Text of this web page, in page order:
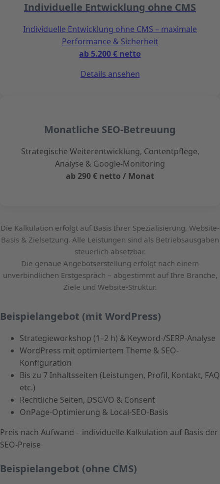
Individuelle Entwicklung ohne CMS
Individuelle Entwicklung ohne CMS – maximale
Performance & Sicherheit
ab 5.200 € netto
Details ansehen
Monatliche SEO-Betreuung
Strategische Weiterentwicklung, Contentpflege,
Analyse & Google-Monitoring
ab 290 € netto / Monat
Die Kalkulation erfolgt auf Basis Ihrer Spezialisierung, Website-
Basis & Zielsetzung. Alle Leistungen sind als Betriebsausgaben
steuerlich absetzbar.
Die genaue Angebotserstellung erfolgt nach einem
unverbindlichen Erstgespräch – abgestimmt auf Ihre Branche,
Ziele und Website-Struktur.
Beispielangebot (mit WordPress)
Strategieworkshop (1–2 h) & Keyword-/SERP-Analyse
WordPress mit optimiertem Theme & SEO-
Konfiguration
Bis zu 7 Inhaltsseiten (Leistungen, Profil, Kontakt, FAQ
etc.)
Rechtliche Seiten, DSGVO & Consent
OnPage-Optimierung & Local-SEO-Basis
Preis nach Aufwand – individuelle Kalkulation auf Basis der
SEO-Preise
Beispielangebot (ohne CMS)